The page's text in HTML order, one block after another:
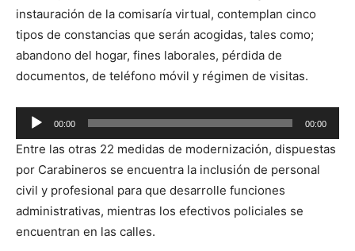
instauración de la comisaría virtual, contemplan cinco
tipos de constancias que serán acogidas, tales como;
abandono del hogar, fines laborales, pérdida de
documentos, de teléfono móvil y régimen de visitas.
Reproductor
de
audio
00:00 00:00
Entre las otras 22 medidas de modernización, dispuestas
por Carabineros se encuentra la inclusión de personal
civil y profesional para que desarrolle funciones
administrativas, mientras los efectivos policiales se
encuentran en las calles.